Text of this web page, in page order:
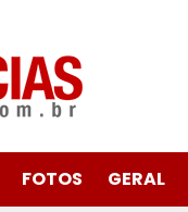
FOTOS GERAL